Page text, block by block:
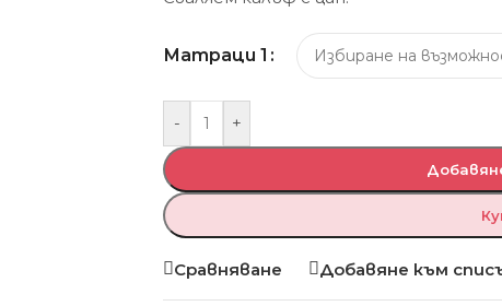
Матраци 1
- +
Сравняване Добавяне към